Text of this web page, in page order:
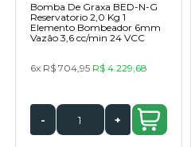
Bomba De Graxa BED-N-G
Reservatorio 2,0 Kg 1
Elemento Bombeador 6mm
Vazão 3,6 cc/min 24 VCC
6x R$ 704,95 R$ 4.229,68
- +